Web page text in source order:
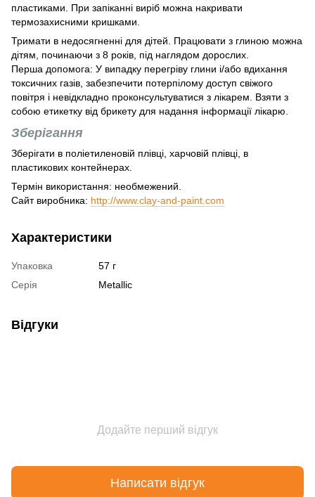
пластиками. При запіканні виріб можна накривати
термозахисними кришками.
Тримати в недосягненні для дітей. Працювати з глиною можна
дітям, починаючи з 8 років, під наглядом дорослих.
Перша допомога: У випадку перегріву глини і/або вдихання
токсичних газів, забезпечити потерпілому доступ свіжого
повітря і невідкладно проконсультуватися з лікарем. Взяти з
собою етикетку від брикету для надання інформації лікарю.
Зберігання
Зберігати в поліетиленовій плівці, харчовій плівці, в
пластикових контейнерах.
Термін використання: необмежений.
Сайт виробника: http://www.clay-and-paint.com
Характеристики
Упаковка
57 г
Серія
Metallic
Відгуки
Додайте перший відгук
Написати відгук